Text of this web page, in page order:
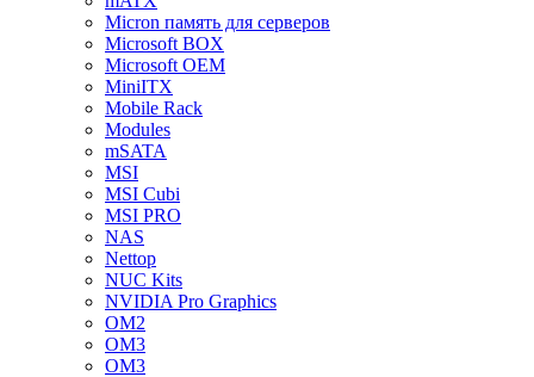
Micron память для серверов
Microsoft BOX
Microsoft OEM
MiniITX
Mobile Rack
Modules
mSATA
MSI
MSI Cubi
MSI PRO
NAS
Nettop
NUC Kits
NVIDIA Pro Graphics
OM2
OM3
OM3